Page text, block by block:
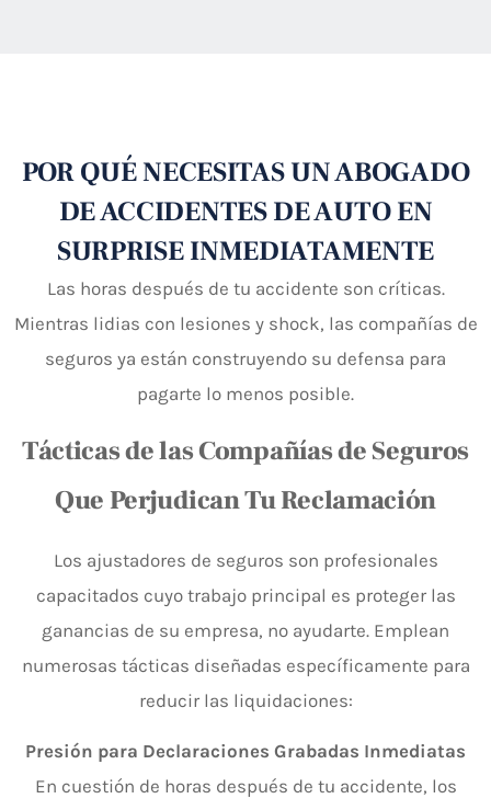
POR QUÉ NECESITAS UN ABOGADO
DE ACCIDENTES DE AUTO EN
SURPRISE INMEDIATAMENTE
Las horas después de tu accidente son críticas.
Mientras lidias con lesiones y shock, las compañías de
seguros ya están construyendo su defensa para
pagarte lo menos posible.
Tácticas de las Compañías de Seguros
Que Perjudican Tu Reclamación
Los ajustadores de seguros son profesionales
capacitados cuyo trabajo principal es proteger las
ganancias de su empresa, no ayudarte. Emplean
numerosas tácticas diseñadas específicamente para
reducir las liquidaciones:
Presión para Declaraciones Grabadas Inmediatas
En cuestión de horas después de tu accidente, los